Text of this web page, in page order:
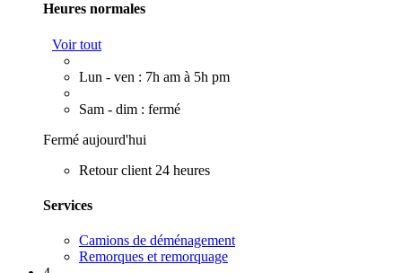
Heures normales
Voir tout
Lun - ven : 7h am à 5h pm
Sam - dim : fermé
Fermé aujourd'hui
Retour client 24 heures
Services
Camions de déménagement
Remorques et remorquage